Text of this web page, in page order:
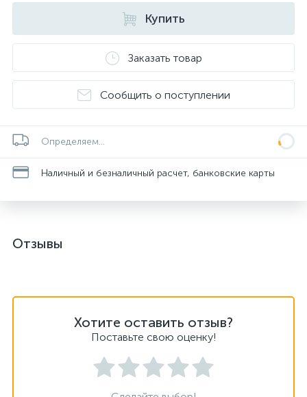
Купить
Заказать товар
Сообщить о поступлении
Определяем...
Наличный и безналичный расчет, банковские карты
Отзывы
Хотите оставить отзыв?
Поставьте свою оценку!